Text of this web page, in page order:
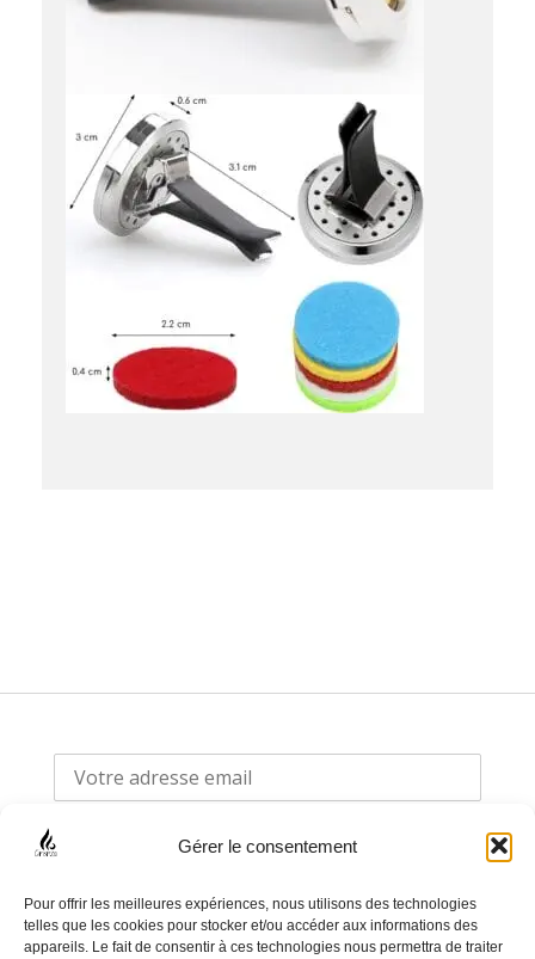
Gérer le consentement
Pour offrir les meilleures expériences, nous utilisons des technologies
telles que les cookies pour stocker et/ou accéder aux informations des
appareils. Le fait de consentir à ces technologies nous permettra de traiter